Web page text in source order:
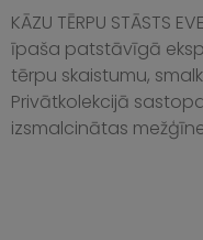
KĀZU TĒRPU STĀSTS
īpaša patstāvīgā
tērpu skaistumu,
Privātkolekcijā
izsmalcinātas